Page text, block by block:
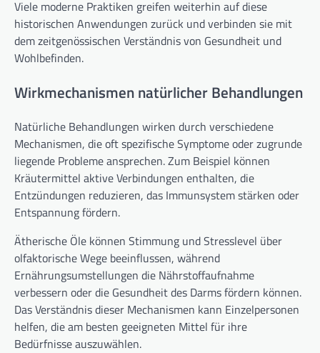
Viele moderne Praktiken greifen weiterhin auf diese
historischen Anwendungen zurück und verbinden sie mit
dem zeitgenössischen Verständnis von Gesundheit und
Wohlbefinden.
Wirkmechanismen natürlicher Behandlungen
Natürliche Behandlungen wirken durch verschiedene
Mechanismen, die oft spezifische Symptome oder zugrunde
liegende Probleme ansprechen. Zum Beispiel können
Kräutermittel aktive Verbindungen enthalten, die
Entzündungen reduzieren, das Immunsystem stärken oder
Entspannung fördern.
Ätherische Öle können Stimmung und Stresslevel über
olfaktorische Wege beeinflussen, während
Ernährungsumstellungen die Nährstoffaufnahme
verbessern oder die Gesundheit des Darms fördern können.
Das Verständnis dieser Mechanismen kann Einzelpersonen
helfen, die am besten geeigneten Mittel für ihre
Bedürfnisse auszuwählen.